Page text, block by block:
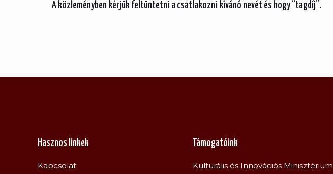
A közleményben kérjük feltüntetni a csatlakozni kívánó nevét és hogy “tagdíj”.
Hasznos linkek
Kapcsolat
Támogatóink
Kulturális és Innovációs Minisztérium